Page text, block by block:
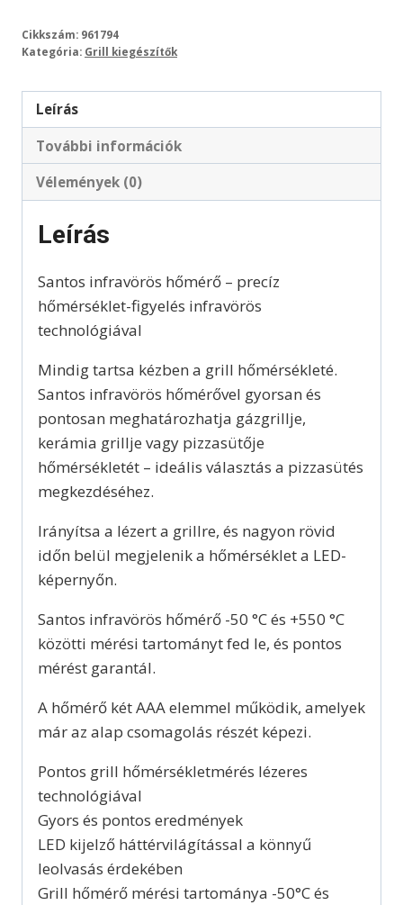
Cikkszám: 961794
Kategória: Grill kiegészítők
Leírás
További információk
Vélemények (0)
Leírás
Santos infravörös hőmérő – precíz
hőmérséklet-figyelés infravörös
technológiával
Mindig tartsa kézben a grill hőmérsékleté.
Santos infravörös hőmérővel gyorsan és
pontosan meghatározhatja gázgrillje,
kerámia grillje vagy pizzasütője
hőmérsékletét – ideális választás a pizzasütés
megkezdéséhez.
Irányítsa a lézert a grillre, és nagyon rövid
időn belül megjelenik a hőmérséklet a LED-
képernyőn.
Santos infravörös hőmérő -50 °C és +550 °C
közötti mérési tartományt fed le, és pontos
mérést garantál.
A hőmérő két AAA elemmel működik, amelyek
már az alap csomagolás részét képezi.
Pontos grill hőmérsékletmérés lézeres
technológiával
Gyors és pontos eredmények
LED kijelző háttérvilágítással a könnyű
leolvasás érdekében
Grill hőmérő mérési tartománya -50°C és